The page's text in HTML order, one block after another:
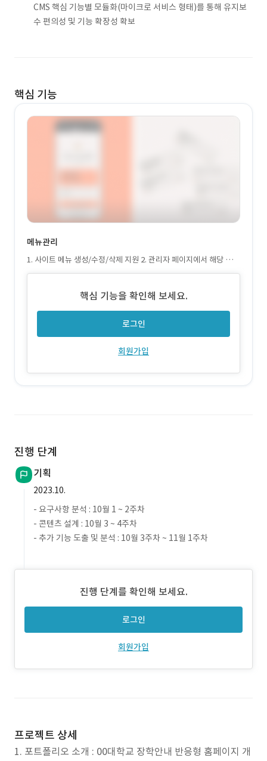
CMS 핵심 기능별 모듈화(마이크로 서비스 형태)를 통해 유지보
수 편의성 및 기능 확장성 확보
핵심 기능
메뉴관리
1. 사이트 메뉴 생성/수정/삭제 지원 2. 관리자 페이지에서 해당 매뉴
바로가기(홈페이지) 지원 3. 메뉴 유형(페이지, 모듈, 내부링크, 외부
핵심 기능을 확인해 보세요.
로그인
회원가입
진행 단계
기획
2023.10.
- 요구사항 분석 : 10월 1 ~ 2주차
- 콘텐츠 설계 : 10월 3 ~ 4주차
- 추가 기능 도출 및 분석 : 10월 3주차 ~ 11월 1주차
진행 단계를 확인해 보세요.
로그인
회원가입
프로젝트 상세
1. 포트폴리오 소개 : 00대학교 장학안내 반응형 홈페이지 개